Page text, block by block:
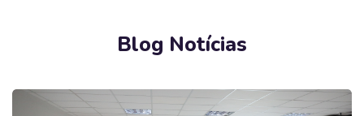
Blog Notícias